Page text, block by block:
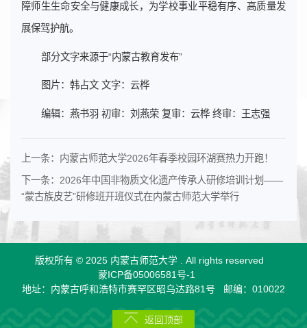
障师生生命安全与健康成长，为学校事业平稳有序、高质量发
展保驾护航。
部分文字来源于“内蒙古教育发布”
图片：韩占文 文字：云桦
编辑：燕书羽 初审：刘燕荣 复审：云桦 终审：王志强
上一条： 内蒙古师范大学2026年春季校园环湖赛热力开跑！
下一条： 2026年中国非物质文化遗产传承人研修培训计划——
“蒙古族皮艺”研修班开班仪式在内蒙古师范大学举行
版权所有 © 2025 内蒙古师范大学 .
All rights reserved
蒙ICP备05006581号-1
地址：内蒙古呼和浩特市赛罕区昭乌达路81号 邮编：010022
返回顶部